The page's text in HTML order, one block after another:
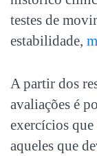
testes de
estabilidade,
A partir dos
avaliações é
exercícios que
aqueles que